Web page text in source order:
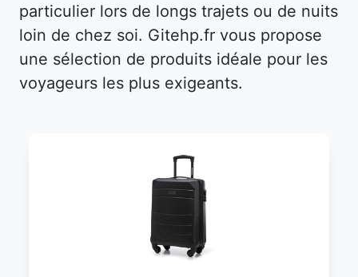
particulier lors de longs trajets ou de nuits
loin de chez soi. Gitehp.fr vous propose
une sélection de produits idéale pour les
voyageurs les plus exigeants.